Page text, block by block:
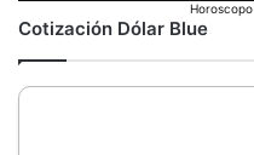
Horoscopo
Cotización Dólar Blue